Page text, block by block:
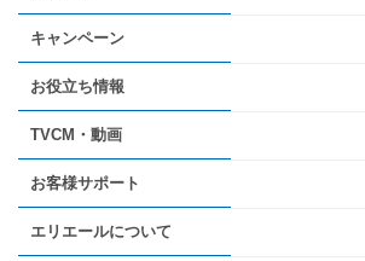
キャンペーン
お役立ち情報
TVCM・動画
お客様サポート
エリエールについて